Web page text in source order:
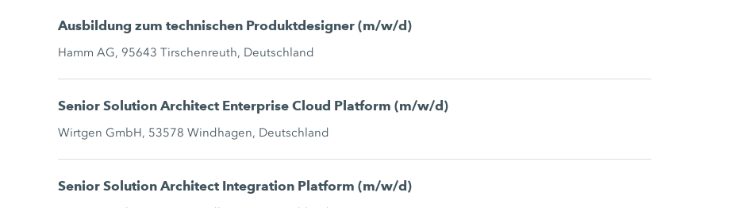
Ausbildung zum technischen Produktdesigner (m/w/d)
Hamm AG, 95643 Tirschenreuth, Deutschland
Senior Solution Architect Enterprise Cloud Platform (m/w/d)
Wirtgen GmbH, 53578 Windhagen, Deutschland
Senior Solution Architect Integration Platform (m/w/d)